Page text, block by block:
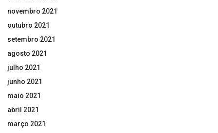
novembro 2021
outubro 2021
setembro 2021
agosto 2021
julho 2021
junho 2021
maio 2021
abril 2021
março 2021